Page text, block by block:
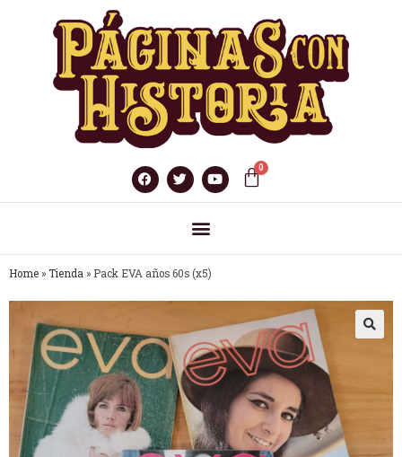
Home » Tienda » Pack EVA años 60s (x5)